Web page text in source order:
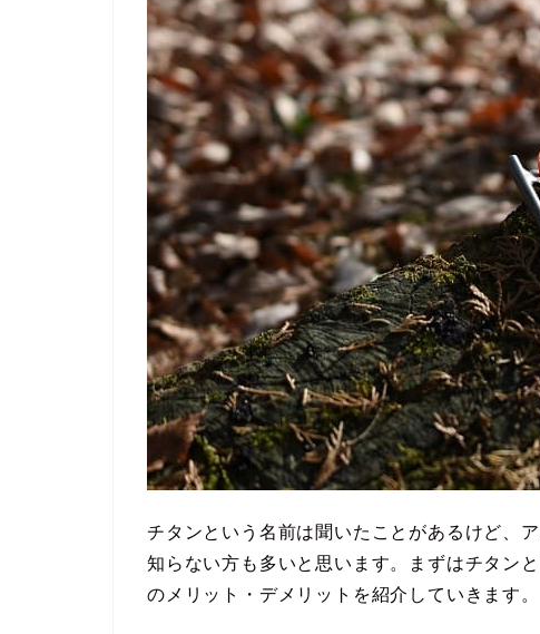
チタンという名前は聞いたことがあるけど、
知らない方も多いと思います。まずはチタン
のメリット・デメリットを紹介していきます。